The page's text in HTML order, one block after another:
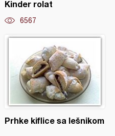
Kinder rolat
6567
Prhke kiflice sa lešnikom